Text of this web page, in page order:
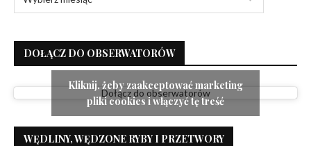
DOŁĄCZ DO OBSERWATORÓW
Dołącz do obserwatorów
Kliknij, żeby zaakceptować marketing
pliki cookies i włączyć tę treść
WĘDLINY, WĘDZONE RYBY I PRZETWORY